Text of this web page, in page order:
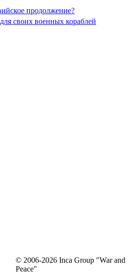
продолжение?
своих военных кораблей
© 2006-2026 Inca Group "War and
Peace"